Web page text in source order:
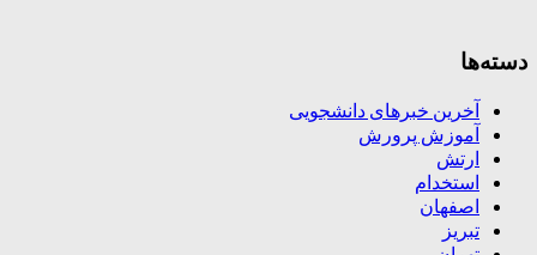
دسته‌ها
آخرین خبرهای دانشجویی
آموزش پرورش
ارتش
استخدام
اصفهان
تبریز